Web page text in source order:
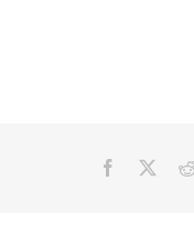
Facebook